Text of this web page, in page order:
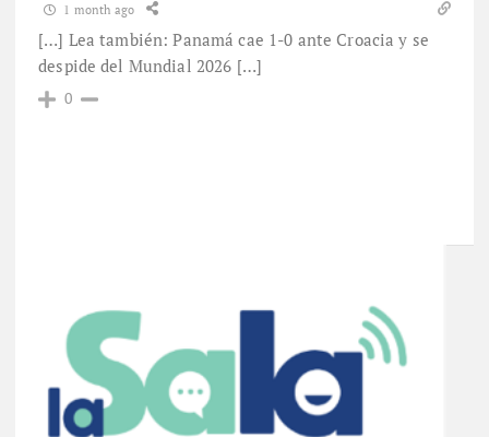
1 month ago
[…] Lea también: Panamá cae 1-0 ante Croacia y se
despide del Mundial 2026 […]
0